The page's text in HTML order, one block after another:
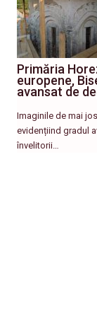
Primăria
europene,
avansat de
Imaginile de mai
evidențiind gradul
învelitorii…